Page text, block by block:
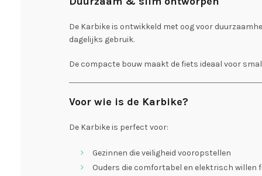
De Karbike is ontwikkeld met oog voor
dagelijks gebruik.
De compacte bouw maakt de fiets ideaal voor
Voor wie is de Karbike?
De Karbike is perfect voor:
Gezinnen die veiligheid vooropstellen
Ouders die comfortabel en elektrisch willen